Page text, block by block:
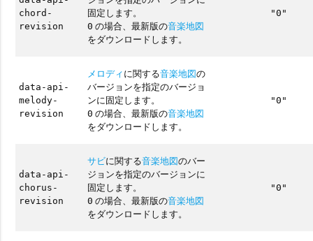
chord-
revision
固定します。
0 の場合、最新版の音楽地図
をダウンロードします。
"0"
data-api-
melody-
revision
メロディに関する音楽地図の
バージョンを指定のバージョ
ンに固定します。
0 の場合、最新版の音楽地図
をダウンロードします。
"0"
data-api-
chorus-
revision
サビに関する音楽地図のバー
ジョンを指定のバージョンに
固定します。
0 の場合、最新版の音楽地図
をダウンロードします。
"0"